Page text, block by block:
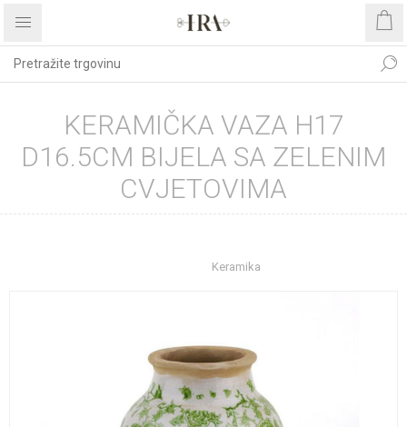
KERAMIČKA VAZA H17
D16.5CM BIJELA SA ZELENIM
CVJETOVIMA
Keramika